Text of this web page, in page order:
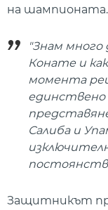
на шампионата.
"Знам много
Конате и
момента
Салиба и
Защитникът